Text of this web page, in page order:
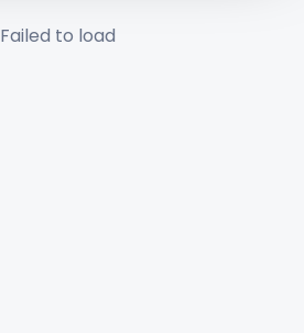
Failed to load